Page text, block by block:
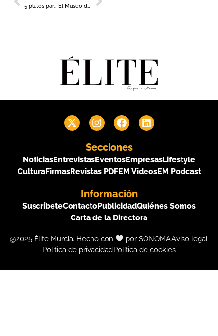
5 platos para saborear este San Valentín en la Región de Murcia El Museo de la Ciencia celebra el Día Internacional de la Mujer y la Niña en la Ciencia
Secciones
NoticiasEntrevistasEventosEmpresasLifestyle
CulturaFirmasRevistas PDFEM VideosEM Podcast
Información
SuscríbeteContactoPublicidadQuiénes Somos
Carta de la Directora
@2025 Élite Murcia. Hecho con por SONOMAAviso legal
Política de privacidadPolítica de cookies